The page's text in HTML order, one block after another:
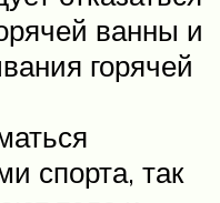
ванны и
горячей
спорта, так